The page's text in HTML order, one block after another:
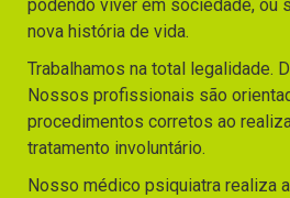
podendo viver em sociedade, ou
nova história de vida.
Trabalhamos na total legalidade.
Nossos profissionais são
procedimentos corretos ao
tratamento involuntário.
Nosso médico psiquiatra realiza